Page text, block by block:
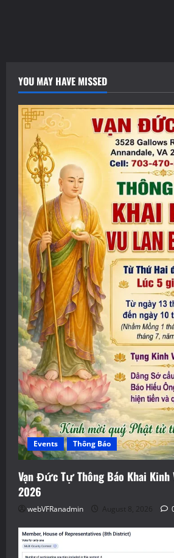
YOU MAY HAVE MISSED
Events Thông Báo
Vạn Đức Tự Thông Báo Khai Kinh
2026
webVFRanadmin August 8, 2026